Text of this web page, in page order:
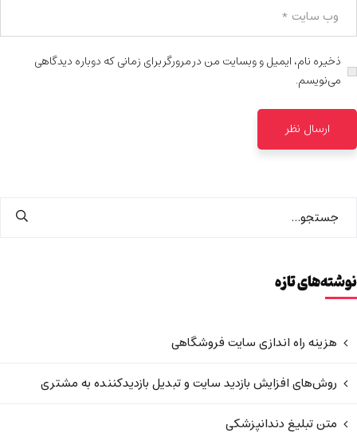
ذخیره نام، ایمیل و وبسایت من در مرورگر برای زمانی که دوباره دیدگاهی
می‌نویسم.
نوشته‌های تازه
هزینه راه اندازی سایت فروشگاهی
روش‌های افزایش بازدید سایت و تبدیل بازدیدکننده به مشتری
متن تبلیغ دندانپزشکی